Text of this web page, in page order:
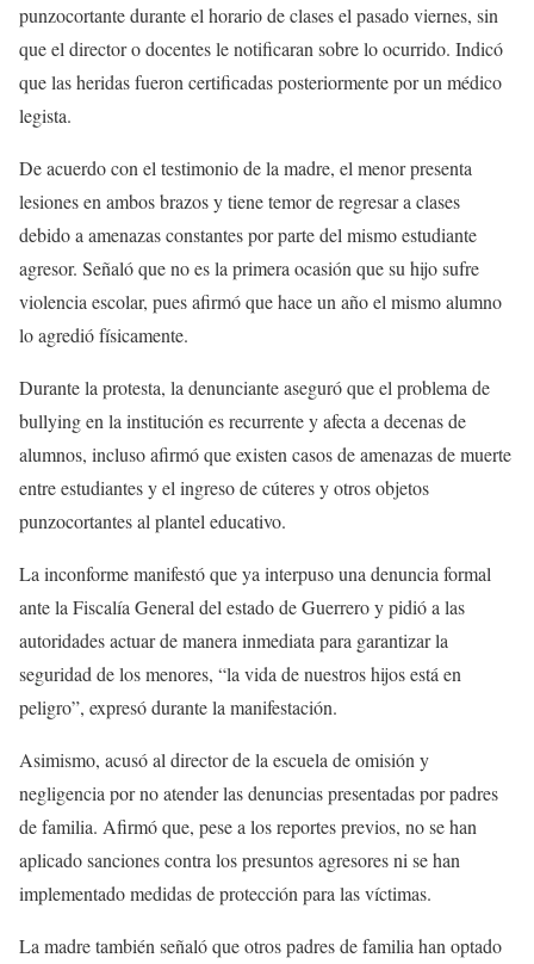
punzocortante durante el horario de clases el pasado viernes, sin
que el director o docentes le notificaran sobre lo ocurrido. Indicó
que las heridas fueron certificadas posteriormente por un médico
legista.
De acuerdo con el testimonio de la madre, el menor presenta
lesiones en ambos brazos y tiene temor de regresar a clases
debido a amenazas constantes por parte del mismo estudiante
agresor. Señaló que no es la primera ocasión que su hijo sufre
violencia escolar, pues afirmó que hace un año el mismo alumno
lo agredió físicamente.
Durante la protesta, la denunciante aseguró que el problema de
bullying en la institución es recurrente y afecta a decenas de
alumnos, incluso afirmó que existen casos de amenazas de muerte
entre estudiantes y el ingreso de cúteres y otros objetos
punzocortantes al plantel educativo.
La inconforme manifestó que ya interpuso una denuncia formal
ante la Fiscalía General del estado de Guerrero y pidió a las
autoridades actuar de manera inmediata para garantizar la
seguridad de los menores, “la vida de nuestros hijos está en
peligro”, expresó durante la manifestación.
Asimismo, acusó al director de la escuela de omisión y
negligencia por no atender las denuncias presentadas por padres
de familia. Afirmó que, pese a los reportes previos, no se han
aplicado sanciones contra los presuntos agresores ni se han
implementado medidas de protección para las víctimas.
La madre también señaló que otros padres de familia han optado